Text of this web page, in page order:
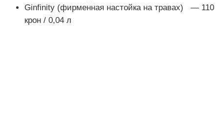
Ginfinity (фирменная настойка на травах) — 110
крон / 0,04 л